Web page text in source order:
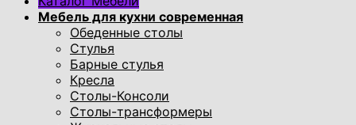
Мебель для кухни современная
Обеденные столы
Стулья
Барные стулья
Кресла
Столы-Консоли
Столы-трансформеры